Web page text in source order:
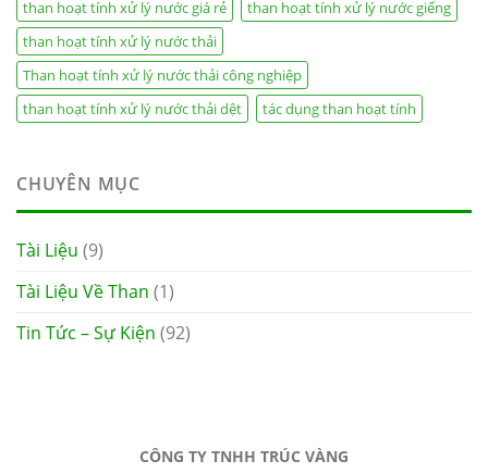
than hoạt tính xử lý nước giá rẻ
than hoạt tính xử lý nước giếng
than hoạt tính xử lý nước thải
Than hoạt tính xử lý nước thải công nghiệp
than hoạt tính xử lý nước thải dệt
tác dụng than hoạt tính
CHUYÊN MỤC
Tài Liệu (9)
Tài Liệu Về Than (1)
Tin Tức – Sự Kiện (92)
CÔNG TY TNHH TRÚC VÀNG